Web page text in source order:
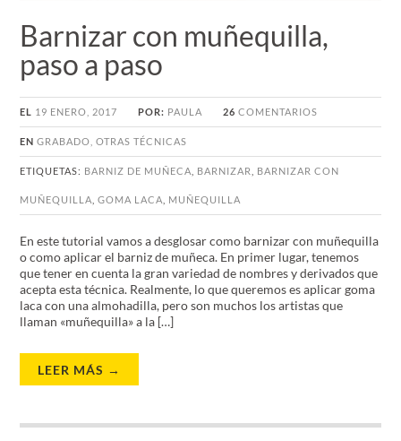
Barnizar con muñequilla,
paso a paso
EL 19 ENERO, 2017 POR: PAULA 26 COMENTARIOS
EN GRABADO ,OTRAS TÉCNICAS
ETIQUETAS: BARNIZ DE MUÑECA BARNIZAR BARNIZAR CON
MUÑEQUILLA ,GOMA LACA MUÑEQUILLA
En este tutorial vamos a desglosar como barnizar con muñequilla
o como aplicar el barniz de muñeca. En primer lugar, tenemos
que tener en cuenta la gran variedad de nombres y derivados que
acepta esta técnica. Realmente, lo que queremos es aplicar goma
laca con una almohadilla, pero son muchos los artistas que
llaman «muñequilla» a la […]
LEER MÁS →